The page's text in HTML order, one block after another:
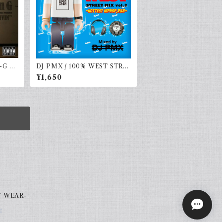
vo
DJ PMX / 100% WEST STRE
ET MIX vol.3 - HOTTEST H
IPHOP,R&B -
¥1,650
WEAR-